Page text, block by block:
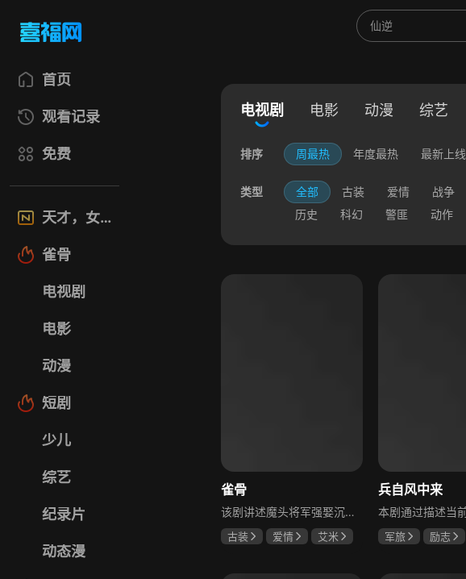
首页
观看记录
免费
天才，女友
雀骨
电视剧
电影
动漫
短剧
少儿
综艺
纪录片
动态漫
电视剧 电影 动漫 综艺
排序 周最热 年度最热 最新上线
类型 全部 古装 爱情 战争
历史
科幻 警匪 动作
雀骨
该剧讲述魔头将军强娶沉迷机关术的财迷假千金，两人从契约夫妻起步，在生死局中互扒马甲，爱意与杀意交织共生。过程中他们揭露朝堂阴谋，破解生死乱局，最终共同守护家国太平，融合了权谋、爱情、冒险等多重元素，情节跌宕起伏。
古装 爱情
艾米
兵自风中来
军旅 励志